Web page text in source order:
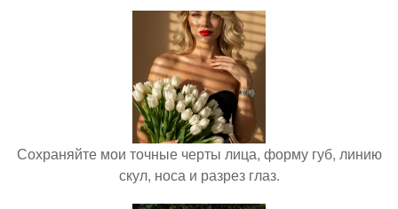
Сохраняйте мои точные черты лица, форму губ, линию
скул, носа и разрез глаз.